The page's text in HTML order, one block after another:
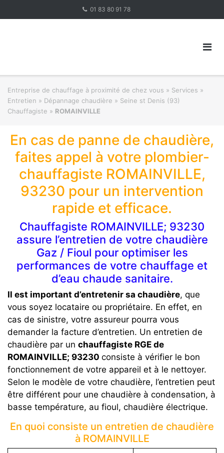
01 83 80 91 78
Entreprise de chauffage à proximité de chez vous » Services »
Entretien » Dépannage chaudière » Seine st Denis (93)
Chauffagiste » ROMAINVILLE
En cas de panne de chaudière,
faites appel à votre plombier-
chauffagiste ROMAINVILLE,
93230 pour un intervention
rapide et efficace.
Chauffagiste ROMAINVILLE; 93230
assure l’entretien de votre chaudière
Gaz / Fioul pour optimiser les
performances de votre chauffage et
d’eau chaude sanitaire.
Il est important d’entretenir sa chaudière, que
vous soyez locataire ou propriétaire. En effet, en
cas de sinistre, votre assureur pourra vous
demander la facture d’entretien. Un entretien de
chaudière par un chauffagiste RGE de
ROMAINVILLE; 93230 consiste à vérifier le bon
fonctionnement de votre appareil et à le nettoyer.
Selon le modèle de votre chaudière, l’entretien peut
être différent pour une chaudière à condensation, à
basse température, au fioul, chaudière électrique.
En quoi consiste un entretien de chaudière
à ROMAINVILLE